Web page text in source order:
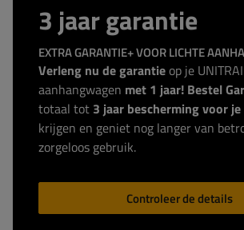
3 jaar garantie
EXTRA GARANTIE+ VOOR LICHTE
Verleng nu de garantie op je
aanhangwagen met 1 jaar! Bestel
totaal tot 3 jaar bescherming voor
krijgen en geniet nog langer van
zorgeloos gebruik.
Controleer de details